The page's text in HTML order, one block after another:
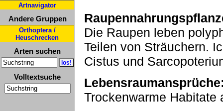
Artnavigator
Andere Gruppen
Orthoptera /
Heuschrecken
Arten suchen
Volltextsuche
Die Raupen leben
Teilen von Sträuchern.
Cistus und
Trockenwarme Habitate